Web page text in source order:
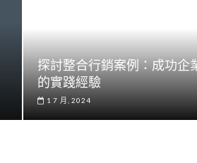
探討整合行銷案例：成功企
的實踐經驗
1 7 月, 2024